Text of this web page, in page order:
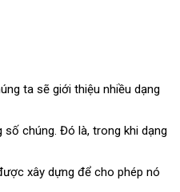
ta sẽ giới thiệu nhiều dạng
chúng. Đó là, trong khi dạng
xây dựng để cho phép nó